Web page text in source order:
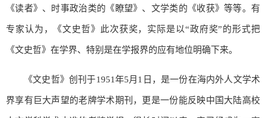
《读者》、时事政治类的《瞭望》、文学类的《收获》等等。有
专家认为，《文史哲》此次获奖，实际是以“政府奖”的形式把
《文史哲》在学界、特别是在学报界的应有地位明确下来。
《文史哲》创刊于1951年5月1日，是一份在海内外人文学术
界享有巨大声望的老牌学术期刊，更是一份能反映中国大陆高校